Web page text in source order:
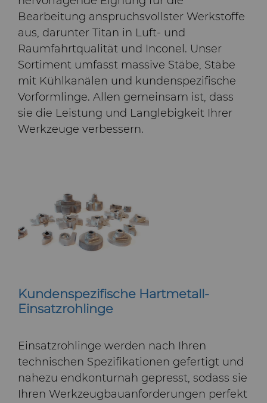
Bearbeitung anspruchsvollster Werkstoffe
aus, darunter Titan in Luft- und
Raumfahrtqualität und Inconel. Unser
Sortiment umfasst massive Stäbe, Stäbe
mit Kühlkanälen und kundenspezifische
Vorformlinge. Allen gemeinsam ist, dass
sie die Leistung und Langlebigkeit Ihrer
Werkzeuge verbessern.
Kundenspezifische Hartmetall-
Einsatzrohlinge
Einsatzrohlinge werden nach Ihren
technischen Spezifikationen gefertigt und
nahezu endkonturnah gepresst, sodass sie
Ihren Werkzeugbauanforderungen perfekt